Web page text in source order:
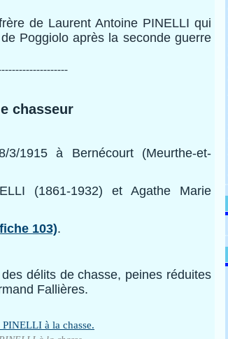
de Laurent Antoine PINELLI qui
Poggiolo après la seconde guerre
chasseur
1915 à Bernécourt (Meurthe-et-
(1861-1932) et Agathe Marie
103).
délits de chasse, peines réduites
Fallières.